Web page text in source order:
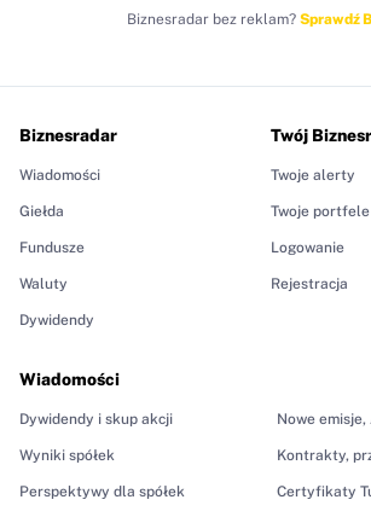
Biznesradar bez reklam? Sprawdź
Biznesradar
Wiadomości
Giełda
Fundusze
Waluty
Dywidendy
Wiadomości
Dywidendy i skup akcji
Wyniki spółek
Perspektywy dla spółek
Nowe
Kontrakty,
Certyfikaty
Twój
Twoje alerty
Twoje portfele
Logowanie
Rejestracja